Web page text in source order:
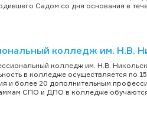
Садом со дня основания в
колледж им. Н.В.
колледж им. Н.В.
в колледже осуществляется
и более 20 дополнительным
СПО и ДПО в колледже обучаются